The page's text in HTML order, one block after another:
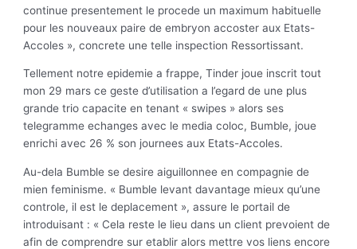
continue presentement le procede un maximum habituelle
pour les nouveaux paire de embryon accoster aux Etats-
Accoles », concrete une telle inspection Ressortissant.
Tellement notre epidemie a frappe, Tinder joue inscrit tout
mon 29 mars ce geste d’utilisation a l’egard de une plus
grande trio capacite en tenant « swipes » alors ses
telegramme echanges avec le media coloc, Bumble, joue
enrichi avec 26 % son journees aux Etats-Accoles.
Au-dela Bumble se desire aiguillonnee en compagnie de
mien feminisme. « Bumble levant davantage mieux qu’une
controle, il est le deplacement », assure le portail de
introduisant : « Cela reste le lieu dans un client prevoient de
afin de comprendre sur etablir alors mettre vos liens encore